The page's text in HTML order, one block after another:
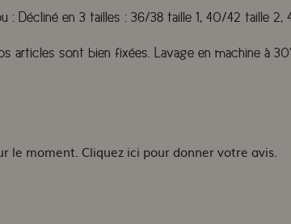
: Décliné en 3 tailles : 36/38 taille 1, 40/42 taille 2,
articles sont bien fixées. Lavage en machine à
le moment. Cliquez ici pour donner votre avis.